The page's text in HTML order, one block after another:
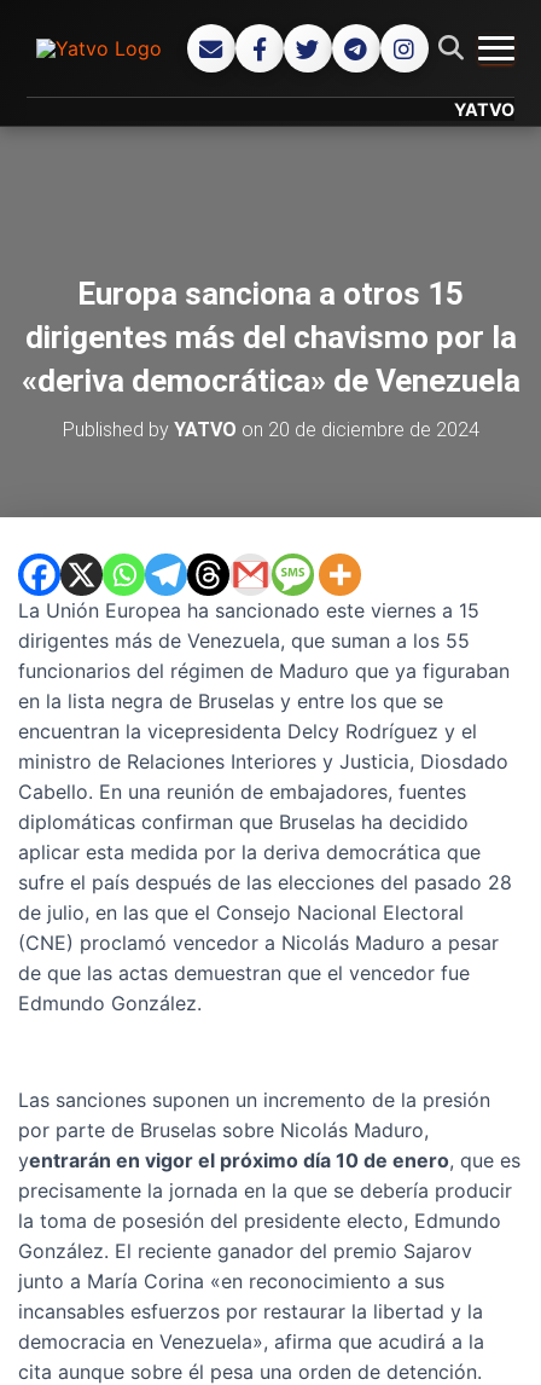
YATVO...
Europa sanciona a otros 15
dirigentes más del chavismo por la
«deriva democrática» de Venezuela
Published by YATVO on 20 de diciembre de 2024
La Unión Europea ha sancionado este viernes a 15
dirigentes más de Venezuela, que suman a los 55
funcionarios del régimen de Maduro que ya figuraban
en la lista negra de Bruselas y entre los que se
encuentran la vicepresidenta Delcy Rodríguez y el
ministro de Relaciones Interiores y Justicia, Diosdado
Cabello. En una reunión de embajadores, fuentes
diplomáticas confirman que Bruselas ha decidido
aplicar esta medida por la deriva democrática que
sufre el país después de las elecciones del pasado 28
de julio, en las que el Consejo Nacional Electoral
(CNE) proclamó vencedor a Nicolás Maduro a pesar
de que las actas demuestran que el vencedor fue
Edmundo González.
Las sanciones suponen un incremento de la presión
por parte de Bruselas sobre Nicolás Maduro,
yentrarán en vigor el próximo día 10 de enero, que es
precisamente la jornada en la que se debería producir
la toma de posesión del presidente electo, Edmundo
González. El reciente ganador del premio Sajarov
junto a María Corina «en reconocimiento a sus
incansables esfuerzos por restaurar la libertad y la
democracia en Venezuela», afirma que acudirá a la
cita aunque sobre él pesa una orden de detención.